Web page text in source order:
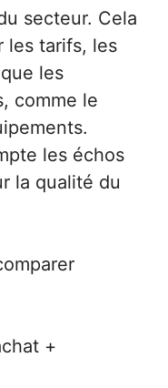
secteur. Cela
les tarifs, les
les
comme le
les échos
la qualité du
+